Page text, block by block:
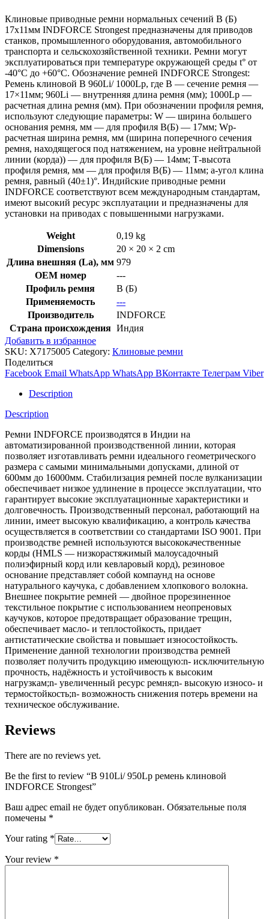
Клиновые приводные ремни нормальных сечений B (Б)
17х11мм INDFORCE Strongest предназначены для приводов
станков, промышленного оборудования, автомобильного
транспорта и сельскохозяйственной техники. Ремни могут
эксплуатироваться при температуре окружающей среды t° от
-40°С до +60°С. Обозначение ремней INDFORCE Strongest:
Ремень клиновой B 960Li/ 1000Lp, где B — сечение ремня —
17×11мм; 960Li — внутренняя длина ремня (мм); 1000Lp —
расчетная длина ремня (мм). При обозначении профиля ремня,
используют следующие параметры: W — ширина большего
основания ремня, мм — для профиля B(Б) — 17мм; Wp-
расчетная ширина ремня, мм (ширина поперечного сечения
ремня, находящегося под натяжением, на уровне нейтральной
линии (корда)) — для профиля B(Б) — 14мм; Т-высота
профиля ремня, мм — для профиля B(Б) — 11мм; a-угол клина
ремня, равный (40±1)°. Индийские приводные ремни
INDFORCE соответствуют всем международным стандартам,
имеют высокий ресурс эксплуатации и предназначены для
установки на приводах с повышенными нагрузками.
Weight
0,19 kg
Dimensions
20 × 20 × 2 cm
Длина внешняя (La), мм 979
OEM номер
---
Профиль ремня
B (Б)
Применяемость
---
Производитель
INDFORCE
Страна происхождения Индия
Добавить в избранное
SKU: X7175005 Category: Клиновые ремни
Поделиться
Facebook Email WhatsApp WhatsApp ВКонтакте Телеграм Viber
Description
Description
Ремни INDFORCE производятся в Индии на
автоматизированной производственной линии, которая
позволяет изготавливать ремни идеального геометрического
размера с самыми минимальными допусками, длиной от
600мм до 16000мм. Стабилизация ремней после вулканизации
обеспечивает низкое удлинение в процессе эксплуатации, что
гарантирует высокие эксплуатационные характеристики и
долговечность. Производственный персонал, работающий на
линии, имеет высокую квалификацию, а контроль качества
осуществляется в соответствии со стандартами ISO 9001. При
производстве ремней используются высококачественные
корды (HMLS — низкорастяжимый малоусадочный
полиэфирный корд или кевларовый корд), резиновое
основание представляет собой компаунд на основе
натурального каучука, с добавлением хлопкового волокна.
Внешнее покрытие ремней — двойное прорезиненное
текстильное покрытие с использованием неопреновых
каучуков, которое предотвращает образование трещин,
обеспечивает масло- и теплостойкость, придает
антистатические свойства и повышает износостойкость.
Применение данной технологии производства ремней
позволяет получить продукцию имеющую:n- исключительную
прочность, надёжность и устойчивость к высоким
нагрузкам;n- увеличенный ресурс ремня;n- высокую износо- и
термостойкость;n- возможность снижения потерь времени на
техническое обслуживание.
Reviews
There are no reviews yet.
Be the first to review “B 910Li/ 950Lp ремень клиновой
INDFORCE Strongest”
Ваш адрес email не будет опубликован. Обязательные поля
помечены *
Your rating *
Your review *